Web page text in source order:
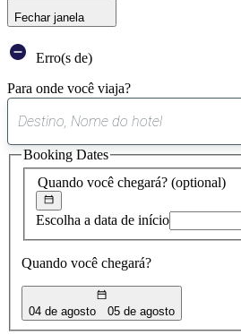
Fechar janela
Erro(s de)
Para onde você viaja?
Quando você chegará? (optional)
Escolha a data de início
Quando você chegará?
04 de agosto 05 de agosto
Booking Dates